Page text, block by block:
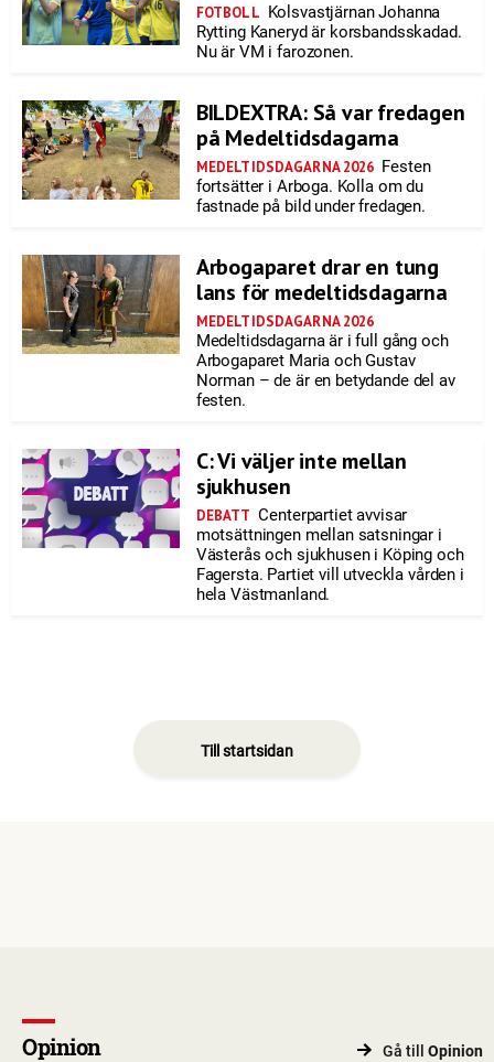
FOTBOLL Kolsvastjärnan Johanna
Rytting Kaneryd är korsbandsskadad.
Nu är VM i farozonen.
BILDEXTRA: Så var fredagen
på Medeltidsdagarna
MEDELTIDSDAGARNA 2026 Festen
fortsätter i Arboga. Kolla om du
fastnade på bild under fredagen.
Arbogaparet drar en tung
lans för medeltidsdagarna
MEDELTIDSDAGARNA 2026
Medeltidsdagarna är i full gång och
Arbogaparet Maria och Gustav
Norman – de är en betydande del av
festen.
C: Vi väljer inte mellan
sjukhusen
DEBATT Centerpartiet avvisar
motsättningen mellan satsningar i
Västerås och sjukhusen i Köping och
Fagersta. Partiet vill utveckla vården i
hela Västmanland.
Till startsidan
Opinion Gå till Opinion